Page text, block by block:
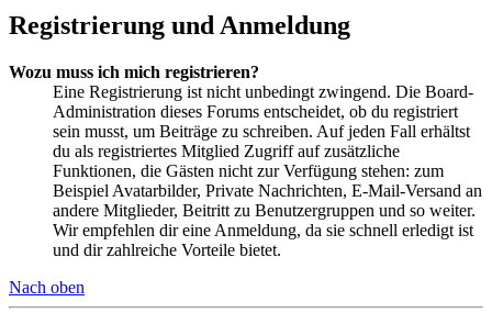
Registrierung und Anmeldung
Wozu muss ich mich registrieren?
Eine Registrierung ist nicht unbedingt zwingend. Die Board-
Administration dieses Forums entscheidet, ob du registriert
sein musst, um Beiträge zu schreiben. Auf jeden Fall erhältst
du als registriertes Mitglied Zugriff auf zusätzliche
Funktionen, die Gästen nicht zur Verfügung stehen: zum
Beispiel Avatarbilder, Private Nachrichten, E-Mail-Versand an
andere Mitglieder, Beitritt zu Benutzergruppen und so weiter.
Wir empfehlen dir eine Anmeldung, da sie schnell erledigt ist
und dir zahlreiche Vorteile bietet.
Nach oben